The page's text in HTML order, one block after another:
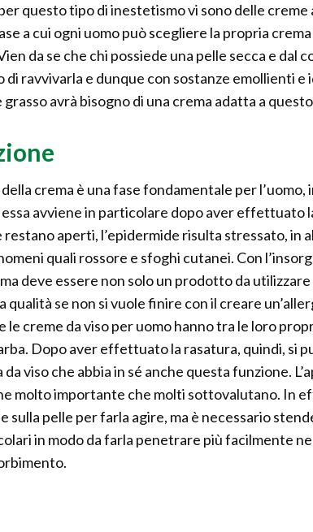
questo tipo di inestetismo vi sono delle
a cui ogni uomo può scegliere la propria
da se che chi possiede una pelle secca e dal
di ravvivarla e dunque con sostanze emollienti e
avrà bisogno di una crema adatta a
della crema è una fase fondamentale per l’uomo,
avviene in particolare dopo aver effettuato
restano aperti, l’epidermide risulta stressato, in
quali rossore e sfoghi cutanei. Con
deve essere non solo un prodotto da
qualità se non si vuole finire con il creare
le creme da viso per uomo hanno tra le loro
Dopo aver effettuato la rasatura, quindi, si
da viso che abbia in sé anche questa funzione.
molto importante che molti sottovalutano. In
sulla pelle per farla agire, ma è necessario
in modo da farla penetrare più facilmente